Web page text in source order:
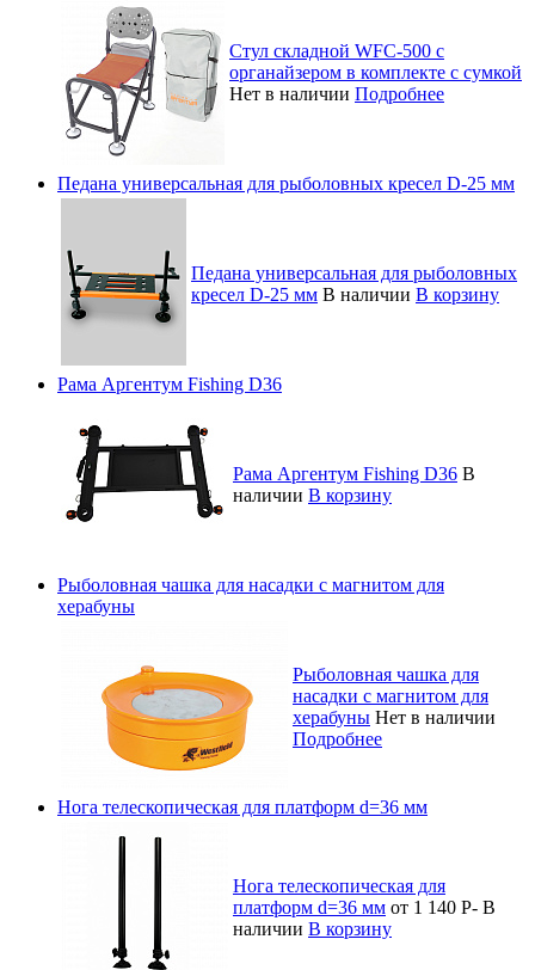
Стул складной WFC-500 с
органайзером в комплекте с сумкой
Нет в наличии Подробнее
Педана универсальная для рыболовных кресел D-25 мм
Педана универсальная для рыболовных
кресел D-25 мм В наличии В корзину
Рама Аргентум Fishing D36
Рама Аргентум Fishing D36 В
наличии В корзину
Рыболовная чашка для насадки с магнитом для
херабуны
Рыболовная чашка для
насадки с магнитом для
херабуны Нет в наличии
Подробнее
Нога телескопическая для платформ d=36 мм
Нога телескопическая для
платформ d=36 мм от 1 140 Р- В
наличии В корзину